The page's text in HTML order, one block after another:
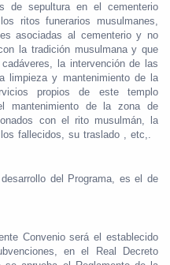
de sepultura en el cementerio
ritos funerarios musulmanes,
asociadas al cementerio y no
la tradición musulmana y que
la intervención de las
limpieza y mantenimiento de la
propios de este templo
mantenimiento de la zona de
con el rito musulmán, la
fallecidos, su traslado , etc,.
del Programa, es el de
Convenio será el establecido
en el Real Decreto